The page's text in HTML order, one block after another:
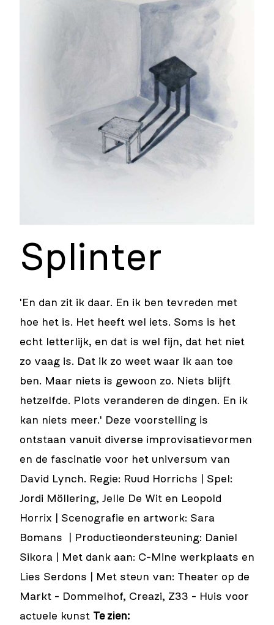
Splinter
'En dan zit ik daar. En ik ben tevreden met
hoe het is. Het heeft wel iets. Soms is het
echt letterlijk, en dat is wel fijn, dat het niet
zo vaag is. Dat ik zo weet waar ik aan toe
ben. Maar niets is gewoon zo. Niets blijft
hetzelfde. Plots veranderen de dingen. En ik
kan niets meer.' Deze voorstelling is
ontstaan vanuit diverse improvisatievormen
en de fascinatie voor het universum van
David Lynch. Regie: Ruud Horrichs | Spel:
Jordi Möllering, Jelle De Wit en Leopold
Horrix | Scenografie en artwork: Sara
Bomans | Productieondersteuning: Daniel
Sikora | Met dank aan: C-Mine werkplaats en
Lies Serdons | Met steun van: Theater op de
Markt - Dommelhof, Creazi, Z33 - Huis voor
actuele kunst Te zien: